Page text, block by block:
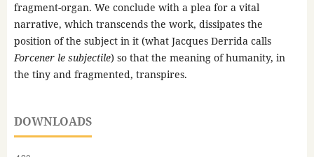
fragment-organ. We conclude with a plea for a vital
narrative, which transcends the work, dissipates the
position of the subject in it (what Jacques Derrida calls
Forcener le subjectile) so that the meaning of humanity, in
the tiny and fragmented, transpires.
DOWNLOADS